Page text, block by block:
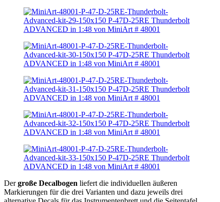
Dergroße Decalbogen liefert die individuellen äußeren
Markierungen für die drei Varianten und dazu jeweils drei